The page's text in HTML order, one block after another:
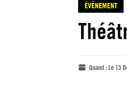
ÉVÈNEMENT
Quand :Le 13